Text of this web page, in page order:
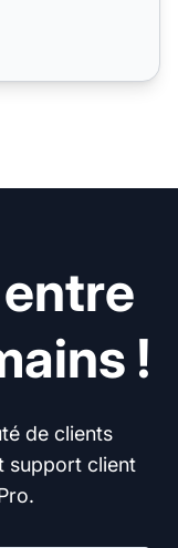
!
de clients
support client